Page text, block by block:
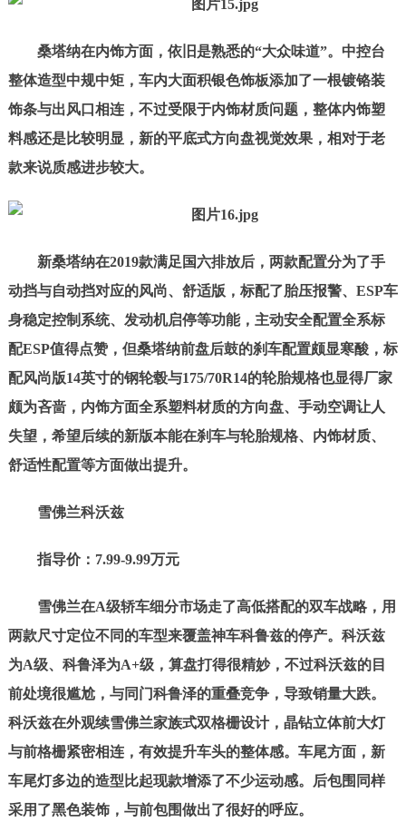
桑塔纳在内饰方面，依旧是熟悉的“大众味道”。中控台
整体造型中规中矩，车内大面积银色饰板添加了一根镀铬装
饰条与出风口相连，不过受限于内饰材质问题，整体内饰塑
料感还是比较明显，新的平底式方向盘视觉效果，相对于老
款来说质感进步较大。
新桑塔纳在2019款满足国六排放后，两款配置分为了手
动挡与自动挡对应的风尚、舒适版，标配了胎压报警、ESP车
身稳定控制系统、发动机启停等功能，主动安全配置全系标
配ESP值得点赞，但桑塔纳前盘后鼓的刹车配置颇显寒酸，标
配风尚版14英寸的钢轮毂与175/70R14的轮胎规格也显得厂家
颇为吝啬，内饰方面全系塑料材质的方向盘、手动空调让人
失望，希望后续的新版本能在刹车与轮胎规格、内饰材质、
舒适性配置等方面做出提升。
雪佛兰科沃兹
指导价：7.99-9.99万元
雪佛兰在A级轿车细分市场走了高低搭配的双车战略，用
两款尺寸定位不同的车型来覆盖神车科鲁兹的停产。科沃兹
为A级、科鲁泽为A+级，算盘打得很精妙，不过科沃兹的目
前处境很尴尬，与同门科鲁泽的重叠竞争，导致销量大跌。
科沃兹在外观续雪佛兰家族式双格栅设计，晶钻立体前大灯
与前格栅紧密相连，有效提升车头的整体感。车尾方面，新
车尾灯多边的造型比起现款增添了不少运动感。后包围同样
采用了黑色装饰，与前包围做出了很好的呼应。